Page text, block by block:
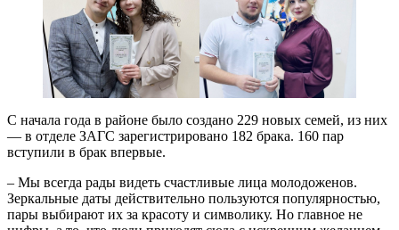
С начала года в районе было создано 229 новых семей, из них
— в отделе ЗАГС зарегистрировано 182 брака. 160 пар
вступили в брак впервые.
– Мы всегда рады видеть счастливые лица молодоженов.
Зеркальные даты действительно пользуются популярностью,
пары выбирают их за красоту и символику. Но главное не